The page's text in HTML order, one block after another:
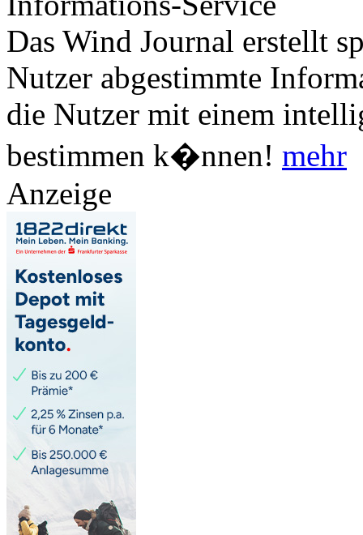
Das Wind Journal erstellt
Nutzer abgestimmte
die Nutzer mit einem
bestimmen k�nnen! mehr
Anzeige